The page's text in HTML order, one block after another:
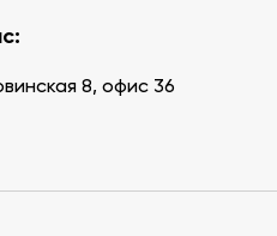
8, офис 36